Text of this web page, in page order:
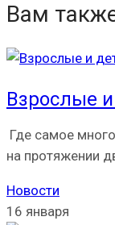
Вам
Взрослые
Где самое
на протяжении
Новости
16 января